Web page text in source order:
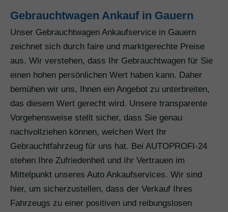
Gebrauchtwagen Ankauf in Gauern
Unser Gebrauchtwagen Ankaufservice in Gauern
zeichnet sich durch faire und marktgerechte Preise
aus. Wir verstehen, dass Ihr Gebrauchtwagen für Sie
einen hohen persönlichen Wert haben kann. Daher
bemühen wir uns, Ihnen ein Angebot zu unterbreiten,
das diesem Wert gerecht wird. Unsere transparente
Vorgehensweise stellt sicher, dass Sie genau
nachvollziehen können, welchen Wert Ihr
Gebrauchtfahrzeug für uns hat. Bei AUTOPROFI-24
stehen Ihre Zufriedenheit und Ihr Vertrauen im
Mittelpunkt unseres Auto Ankaufservices. Wir sind
hier, um sicherzustellen, dass der Verkauf Ihres
Fahrzeugs zu einer positiven und reibungslosen